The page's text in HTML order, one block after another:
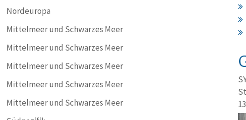
Nordeuropa
Mittelmeer und Schwarzes Meer
Mittelmeer und Schwarzes Meer
Mittelmeer und Schwarzes Meer
Mittelmeer und Schwarzes Meer
Mittelmeer und Schwarzes Meer